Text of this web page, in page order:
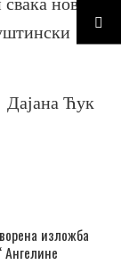
Дајана Ћук
изложба
Ангелине